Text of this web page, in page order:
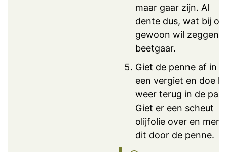
maar gaar zijn. Al
dente dus, wat bij
gewoon wil zeggen:
beetgaar.
Giet de penne af in
een vergiet en doe
weer terug in de pan.
Giet er een scheut
olijfolie over en meng
dit door de penne.